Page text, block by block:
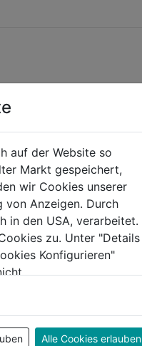
auf der Website so
Markt gespeichert,
wir Cookies unserer
von Anzeigen. Durch
in den USA, verarbeitet.
zu. Unter "Details
Konfigurieren"
Alle Cookies erlauben